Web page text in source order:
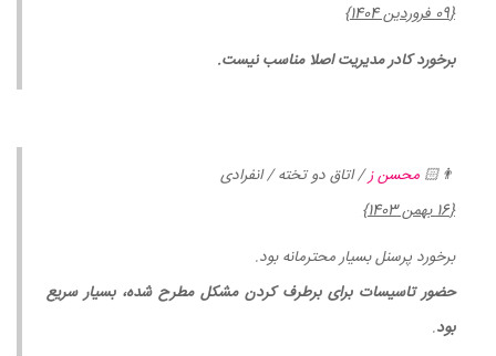
{09 فروردین 1404}
برخورد کادر مدیریت اصلا مناسب نیست.
👨🏻 محسن ز/ اتاق دو تخته / انفرادی
{16 بهمن 1403}
برخورد پرسنل بسیار محترمانه بود.
حضور تاسیسات برای برطرف کردن مشکل مطرح شده، بسیار سریع
بود.